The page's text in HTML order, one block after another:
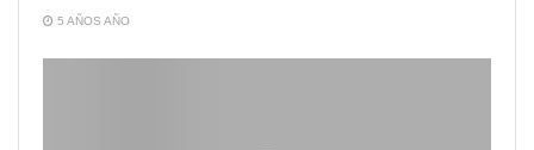
5 AÑOS AÑO